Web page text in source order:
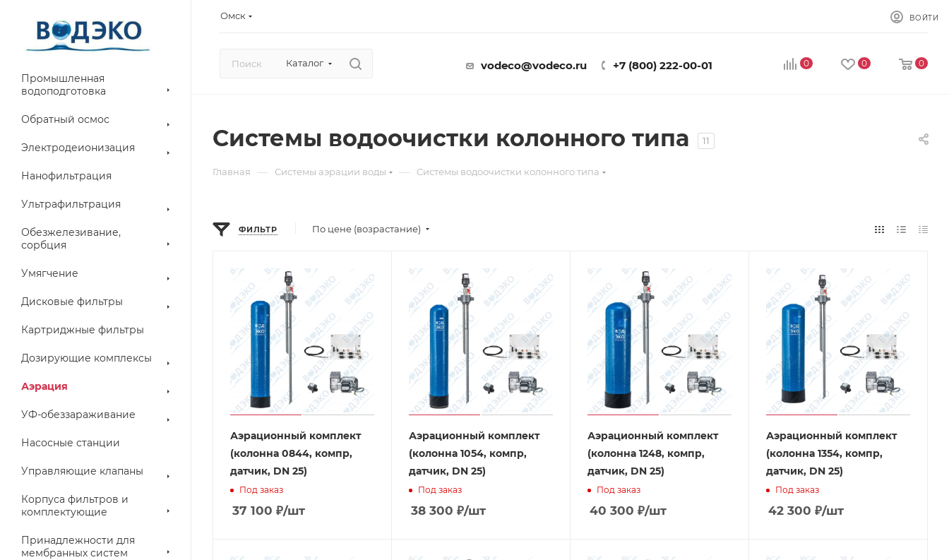
Омск ВОЙТИ
Каталог vodeco@vodeco.ru +7 (800) 222-00-01 0 0 0
Промышленная
водоподготовка
Обратный осмос
Электродеионизация
Нанофильтрация
Ультрафильтрация
Обезжелезивание,
сорбция
Умягчение
Дисковые фильтры
Картриджные фильтры
Дозирующие комплексы
Аэрация
УФ-обеззараживание
Насосные станции
Управляющие клапаны
Корпуса фильтров и
комплектующие
Принадлежности для
мембранных систем
Системы водоочистки колонного типа 11
Главная — Системы аэрации воды — Системы водоочистки колонного типа
ФИЛЬТР По цене (возрастание)
Аэрационный комплект
(колонна 0844, компр,
датчик, DN 25)
Под заказ
37 100 ₽/шт
Аэрационный комплект
(колонна 1054, компр,
датчик, DN 25)
Под заказ
38 300 ₽/шт
Аэрационный комплект
(колонна 1248, компр,
датчик, DN 25)
Под заказ
40 300 ₽/шт
Аэрационный комплект
(колонна 1354, компр,
датчик, DN 25)
Под заказ
42 300 ₽/шт